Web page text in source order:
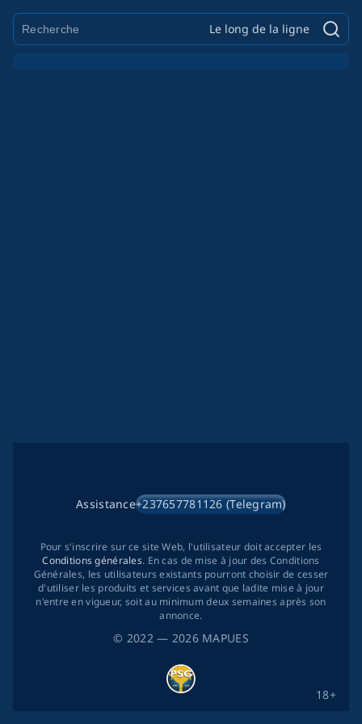
Le long de la ligne
© 2022— 2026 MAPUES
Assistance+237657781126 (Telegram)
18+
Pour s'inscrire sur ce site Web, l'utilisateur doit accepter les
Conditions générales. En cas de mise à jour des Conditions
Générales, les utilisateurs existants pourront choisir de cesser
d'utiliser les produits et services avant que ladite mise à jour
n'entre en vigueur, soit au minimum deux semaines après son
annonce.